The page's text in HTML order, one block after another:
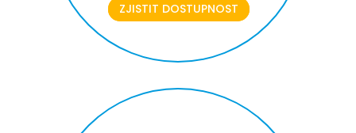
ZJISTIT DOSTUPNOST